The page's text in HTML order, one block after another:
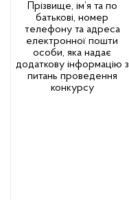
Прізвище, ім’я та по
батькові, номер
телефону та адреса
електронної пошти
особи, яка надає
додаткову інформацію з
питань проведення
конкурсу